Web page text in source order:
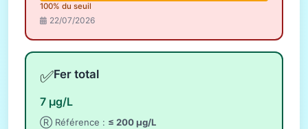
100% du seuil
22/07/2026
✅Fer total
7 µg/L
Ⓡ Référence : ≤ 200 µg/L